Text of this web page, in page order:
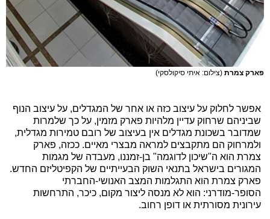
פארק צמרת (צילום: איתי סיקולסקי)
אפשר לחלוק על עיצוב כזה או אחר של המגדלים, על עיצוב הנוף
שביניהם שרחוק עדיין מלהיות פארק מזמין, על כך שלמרות
שמדובר בשכונת מגדלים אין בעיצוב של רובם טמירות מגדלית,
ולמרחוק הם מתקבצים למראה מבצרי מאיים. ככזה, פארק
צמרת הוא ה"שיכון לדוגמה" בן-זמננו, מעבדה של מגמות
המגורים בישראל בתנאי השוק הבעייתיים של הקפיטליזם החדש.
פארק צמרת הוא התגלמות המצב האנושי-החברתי
הסופר-מודרני: הוא לא מנסה ליצור מקום, כיכר, התרחשות
עירונית מסורתית או דופן רחוב.